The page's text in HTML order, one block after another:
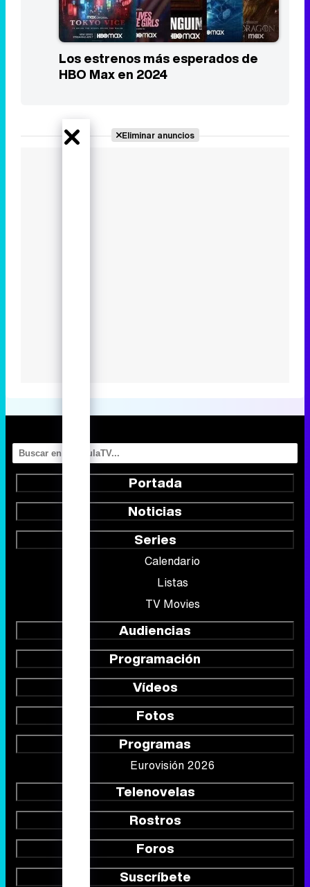
Los estrenos más esperados de
HBO Max en 2024
Eliminar anuncios
Portada
Noticias
Series
Calendario
Listas
TV Movies
Audiencias
Programación
Vídeos
Fotos
Programas
Eurovisión 2026
Telenovelas
Rostros
Foros
Suscríbete